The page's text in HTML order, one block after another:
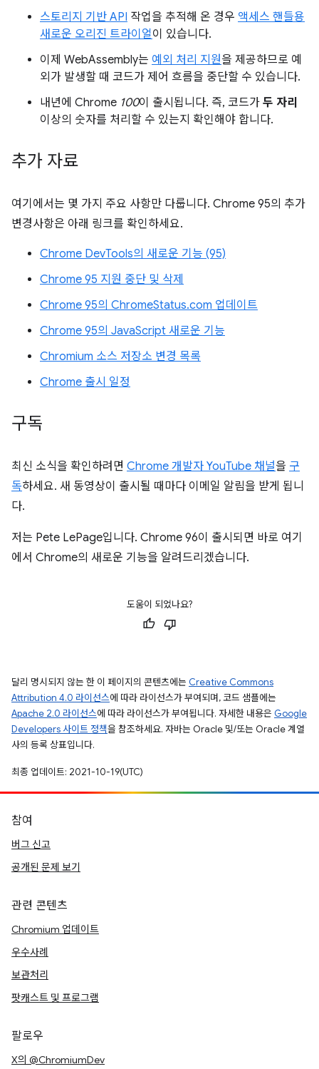
스토리지 기반 API 작업을 추적해 온 경우 액세스 핸들용
새로운 오리진 트라이얼이 있습니다.
이제 WebAssembly는 예외 처리 지원을 제공하므로 예
외가 발생할 때 코드가 제어 흐름을 중단할 수 있습니다.
내년에 Chrome 100이 출시됩니다. 즉, 코드가 두 자리
이상의 숫자를 처리할 수 있는지 확인해야 합니다.
추가 자료
여기에서는 몇 가지 주요 사항만 다룹니다. Chrome 95의 추가
변경사항은 아래 링크를 확인하세요.
Chrome DevTools의 새로운 기능 (95)
Chrome 95 지원 중단 및 삭제
Chrome 95의 ChromeStatus.com 업데이트
Chrome 95의 JavaScript 새로운 기능
Chromium 소스 저장소 변경 목록
Chrome 출시 일정
구독
최신 소식을 확인하려면 Chrome 개발자 YouTube 채널을 구
독하세요. 새 동영상이 출시될 때마다 이메일 알림을 받게 됩니
다.
저는 Pete LePage입니다. Chrome 96이 출시되면 바로 여기
에서 Chrome의 새로운 기능을 알려드리겠습니다.
도움이 되었나요?
달리 명시되지 않는 한 이 페이지의 콘텐츠에는 Creative Commons
Attribution 4.0 라이선스에 따라 라이선스가 부여되며, 코드 샘플에는
Apache 2.0 라이선스에 따라 라이선스가 부여됩니다. 자세한 내용은 Google
Developers 사이트 정책을 참조하세요. 자바는 Oracle 및/또는 Oracle 계열
사의 등록 상표입니다.
최종 업데이트: 2021-10-19(UTC)
참여
버그 신고
공개된 문제 보기
관련 콘텐츠
Chromium 업데이트
우수사례
보관처리
팟캐스트 및 프로그램
팔로우
X의 @ChromiumDev